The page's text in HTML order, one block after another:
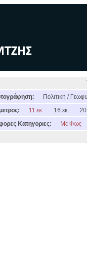
Πολιτική /
11 εκ. 16 εκ. 20
Κατηγοριες:
Με Φως